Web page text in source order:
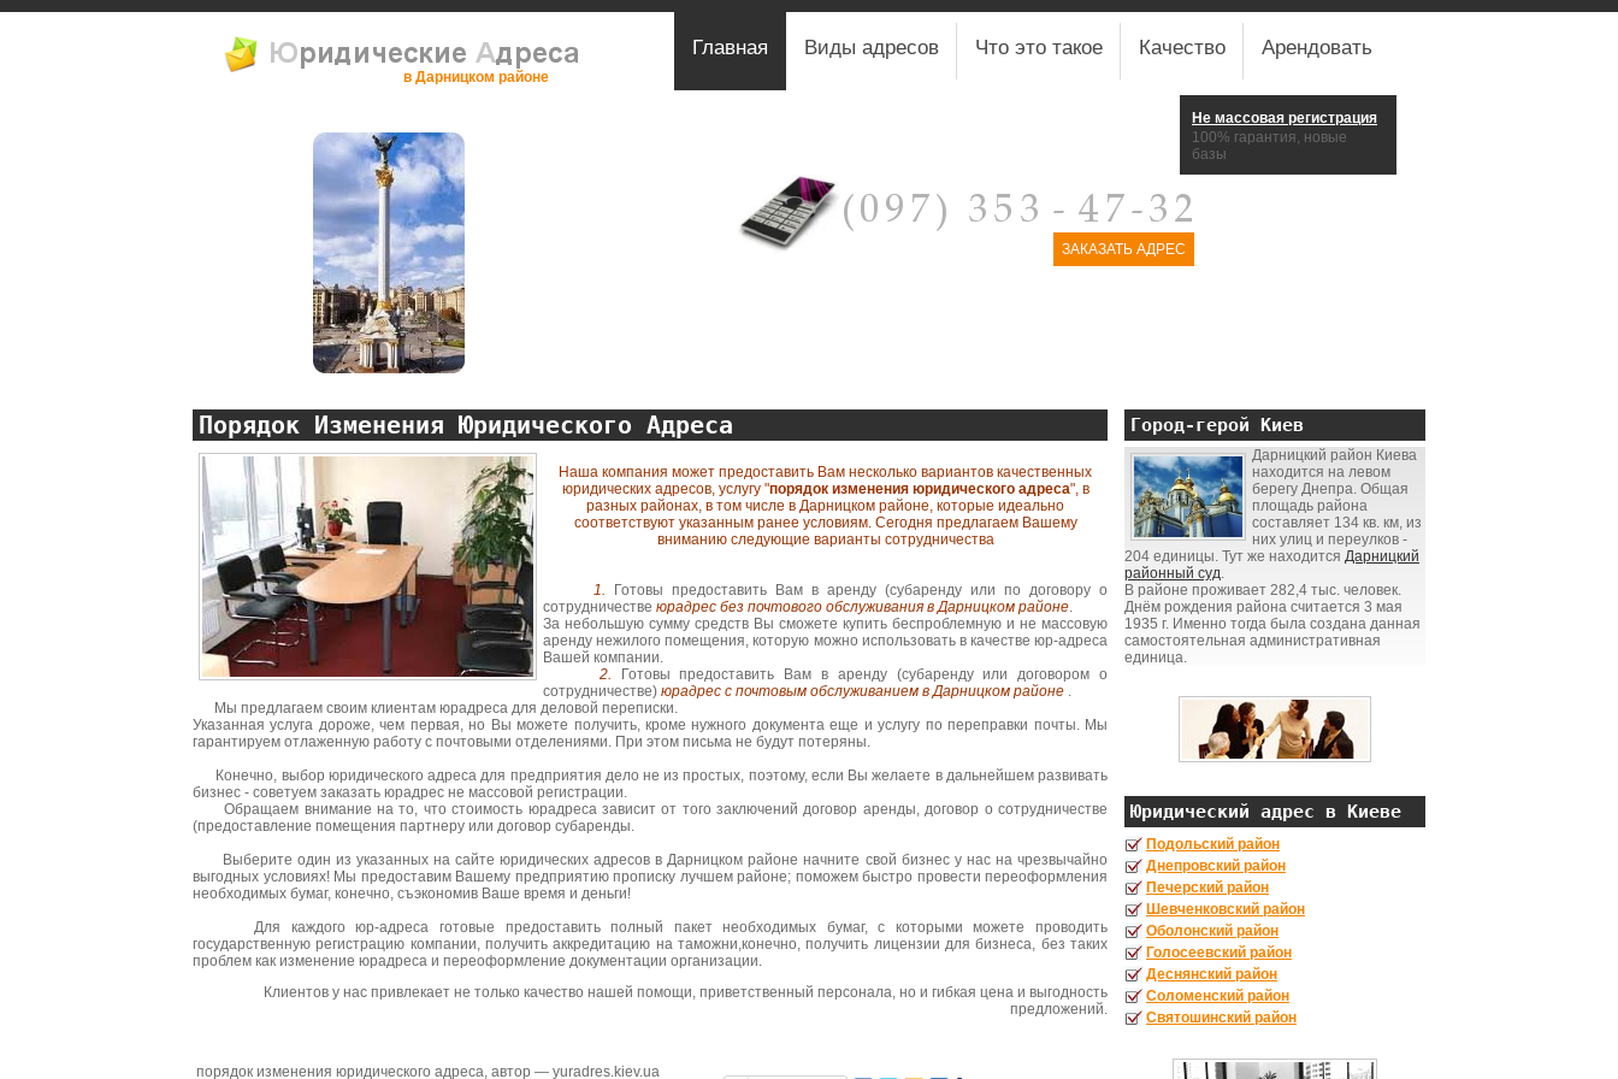
в Дарницком районе
Главная Виды адресов Что это такое Качество Арендовать
ЗАКАЗАТЬ АДРЕС
Не массовая регистрация
100% гарантия, новые
базы
Порядок Изменения Юридического Адреса
Наша компания может предоставить Вам несколько вариантов качественных
юридических адресов, услугу "порядок изменения юридического адреса", в
разных районах, в том числе в Дарницком районе, которые идеально
соответствуют указанным ранее условиям. Сегодня предлагаем Вашему
вниманию следующие варианты сотрудничества
1. Готовы предоставить Вам в аренду (субаренду или по договору о
сотрудничестве юрадрес без почтового обслуживания в Дарницком районе.
За небольшую сумму средств Вы сможете купить беспроблемную и не массовую
аренду нежилого помещения, которую можно использовать в качестве юр-адреса
Вашей компании.
2. Готовы предоставить Вам в аренду (субаренду или договором о
сотрудничестве) юрадрес с почтовым обслуживанием в Дарницком районе .
Мы предлагаем своим клиентам юрадреса для деловой переписки.
Указанная услуга дороже, чем первая, но Вы можете получить, кроме нужного документа еще и услугу по переправки почты. Мы
гарантируем отлаженную работу с почтовыми отделениями. При этом письма не будут потеряны.
Конечно, выбор юридического адреса для предприятия дело не из простых, поэтому, если Вы желаете в дальнейшем развивать
бизнес - советуем заказать юрадрес не массовой регистрации.
Обращаем внимание на то, что стоимость юрадреса зависит от того заключений договор аренды, договор о сотрудничестве
(предоставление помещения партнеру или договор субаренды.
Выберите один из указанных на сайте юридических адресов в Дарницком районе начните свой бизнес у нас на чрезвычайно
выгодных условиях! Мы предоставим Вашему предприятию прописку лучшем районе; поможем быстро провести переоформления
необходимых бумаг, конечно, съэкономив Ваше время и деньги!
Для каждого юр-адреса готовые предоставить полный пакет необходимых бумаг, с которыми можете проводить
государственную регистрацию компании, получить аккредитацию на таможни,конечно, получить лицензии для бизнеса, без таких
проблем как изменение юрадреса и переоформление документации организации.
Клиентов у нас привлекает не только качество нашей помощи, приветственный персонала, но и гибкая цена и выгодность
предложений.
порядок изменения юридического адреса, автор — yuradres.kiev.ua
Город-герой Киев
Дарницкий район Киева
находится на левом
берегу Днепра. Общая
площадь района
составляет 134 кв. км, из
них улиц и переулков -
204 единицы. Тут же находится Дарницкий
районный суд.
В районе проживает 282,4 тыс. человек.
Днём рождения района считается 3 мая
1935 г. Именно тогда была создана данная
самостоятельная административная
единица.
Юридический адрес в Киеве
Подольский район
Днепровский район
Печерский район
Шевченковский район
Оболонский район
Голосеевский район
Деснянский район
Соломенский район
Святошинский район